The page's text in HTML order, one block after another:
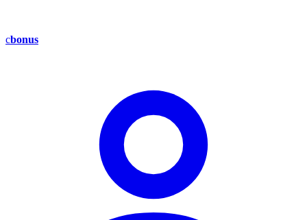
cbonus